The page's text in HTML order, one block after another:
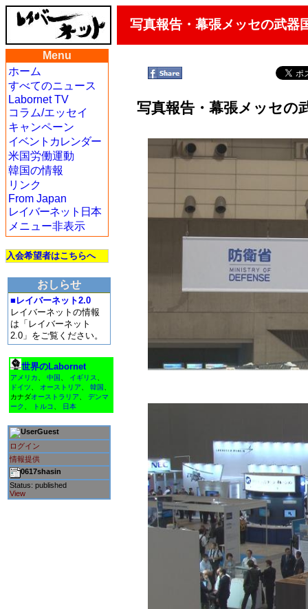
写真報告・幕張メッセの武器
Menu
ホーム
すべてのニュース
Labornet TV
コラム/エッセイ
キャンペーン
イベントカレンダー
米国労働運動
韓国の情報
リンク
From Japan
レイバーネット日本
メニュー非表示
入会希望者はこちらへ
おしらせ
■レイバーネット2.0
レイバーネットの情報
は「レイバーネット
2.0」をご覧ください。
世界のLabornet
アメリカ 中国 イギリス
ドイツ
オーストリア 韓国
カナダオーストラリア
デンマ
ーク
トルコ 日本
Guest
ログイン
情報提供
0617shasin
Status: published
View
写真報告・幕張メッセの